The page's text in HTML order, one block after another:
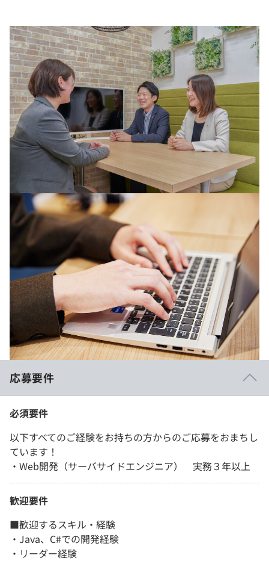
応募要件
必須要件
以下すべてのご経験をお持ちの方からのご応募をおまちし
ています！
・Web開発（サーバサイドエンジニア） 実務３年以上
歓迎要件
■歓迎するスキル・経験
・Java、C#での開発経験
・リーダー経験